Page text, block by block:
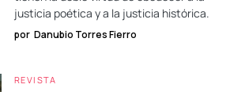
justicia poética y a la justicia histórica.
por Danubio Torres Fierro
REVISTA